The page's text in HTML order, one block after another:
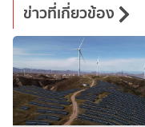
ข่าวที่เกี่ยวข้อง